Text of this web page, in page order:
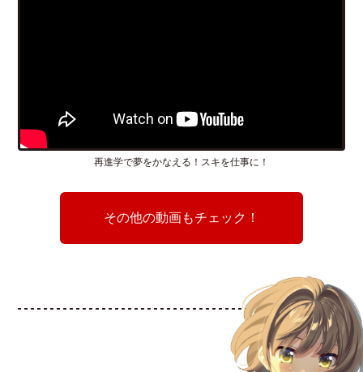
再進学で夢をかなえる！スキを仕事に！
その他の動画もチェック！